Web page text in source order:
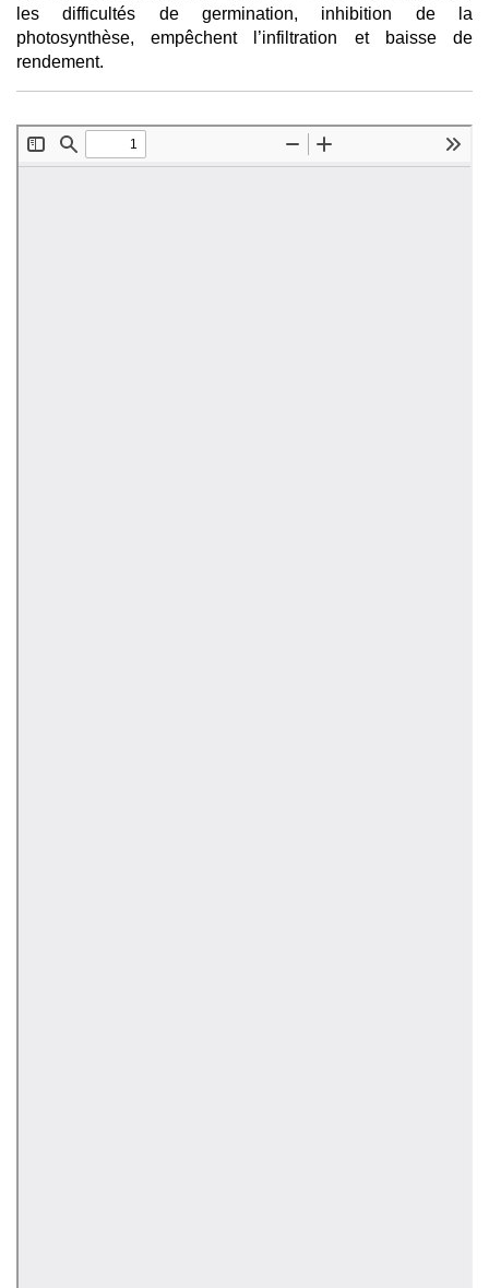
les difficultés de germination, inhibition de la
photosynthèse, empêchent l’infiltration et baisse de
rendement.